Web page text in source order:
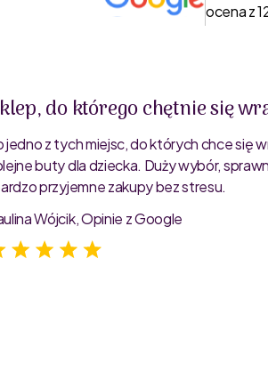
ocena z
do którego chętnie się
jedno z tych miejsc, do których chce się
buty dla dziecka. Duży wybór,
przyjemne zakupy bez stresu.
Wójcik, Opinie z Google